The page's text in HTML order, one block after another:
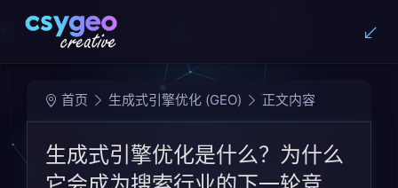
首页 生成式引擎优化 (GEO) 正文内容
生成式引擎优化是什么？为什么